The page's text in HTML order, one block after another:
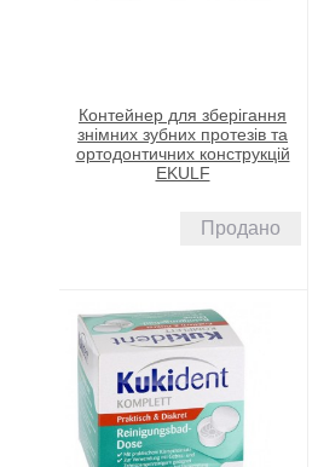
Контейнер для зберігання
знімних зубних протезів та
ортодонтичних конструкцій
EKULF
Продано